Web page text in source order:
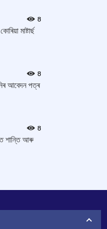
8
মাষ্টাৰ্ছ
8
আবেদন পত্ৰ
8
শান্তি আৰু